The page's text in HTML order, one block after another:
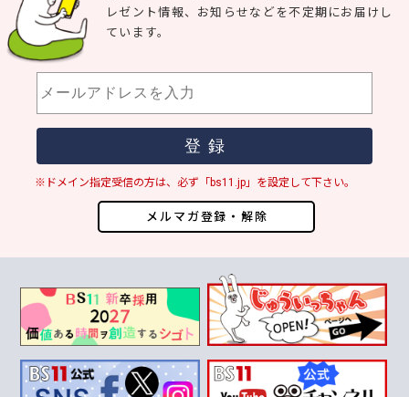
メルマガ登録・解除
レゼント情報、お知らせなどを不定期にお届けし
ています。
※ドメイン指定受信の方は、必ず「bs11.jp」を設定して下さい。